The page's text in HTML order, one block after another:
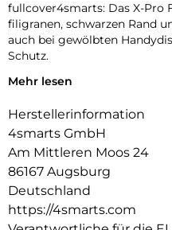
fullcover4smarts: Das X-Pro
filigranen, schwarzen Rand
auch bei gewölbten
Schutz.
quality4smarts: Spezielle
hervorragende Haltbarkeit
Rändern. Die oleophobe
Verschmutzungen keine
Anforderungen auch im
Handel, Industrie, Handwerk,
B2B-Projekte. Das
blasenfreien und festen Sitz
Mehr lesen
Herstellerinformation
4smarts GmbH
Am Mittleren Moos 24
86167 Augsburg
Deutschland
https://4smarts.com